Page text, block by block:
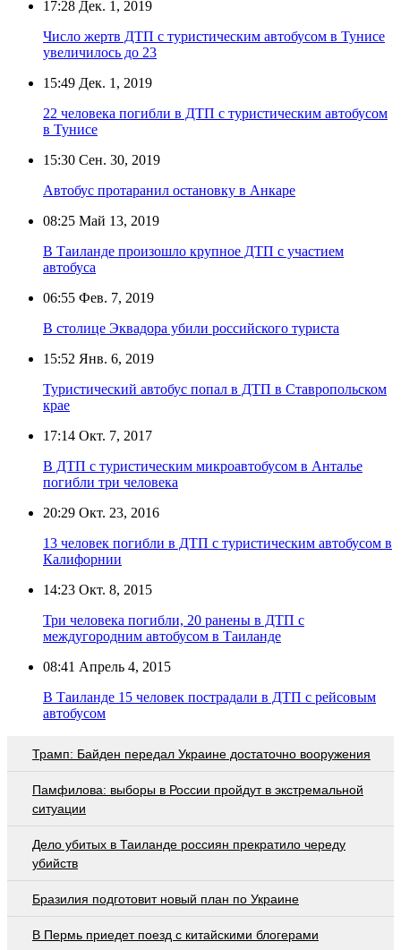
17:28 Дек. 1, 2019
Число жертв ДТП с туристическим автобусом в Тунисе
увеличилось до 23
15:49 Дек. 1, 2019
22 человека погибли в ДТП с туристическим автобусом
в Тунисе
15:30 Сен. 30, 2019
Автобус протаранил остановку в Анкаре
08:25 Май 13, 2019
В Таиланде произошло крупное ДТП с участием
автобуса
06:55 Фев. 7, 2019
В столице Эквадора убили российского туриста
15:52 Янв. 6, 2019
Туристический автобус попал в ДТП в Ставропольском
крае
17:14 Окт. 7, 2017
В ДТП с туристическим микроавтобусом в Анталье
погибли три человека
20:29 Окт. 23, 2016
13 человек погибли в ДТП с туристическим автобусом в
Калифорнии
14:23 Окт. 8, 2015
Три человека погибли, 20 ранены в ДТП с
междугородним автобусом в Таиланде
08:41 Апрель 4, 2015
В Таиланде 15 человек пострадали в ДТП с рейсовым
автобусом
Трамп: Байден передал Украине достаточно вооружения
Памфилова: выборы в России пройдут в экстремальной
ситуации
Дело убитых в Таиланде россиян прекратило череду
убийств
Бразилия подготовит новый план по Украине
В Пермь приедет поезд с китайскими блогерами